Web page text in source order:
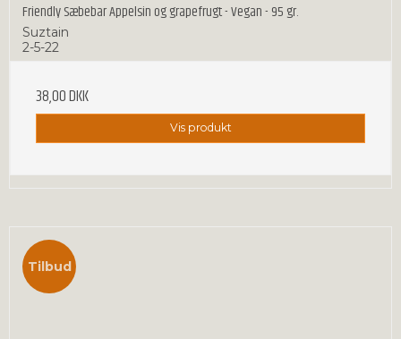
Friendly Sæbebar Appelsin og grapefrugt - Vegan - 95 gr.
Suztain
2-5-22
38,00 DKK
Vis produkt
Tilbud